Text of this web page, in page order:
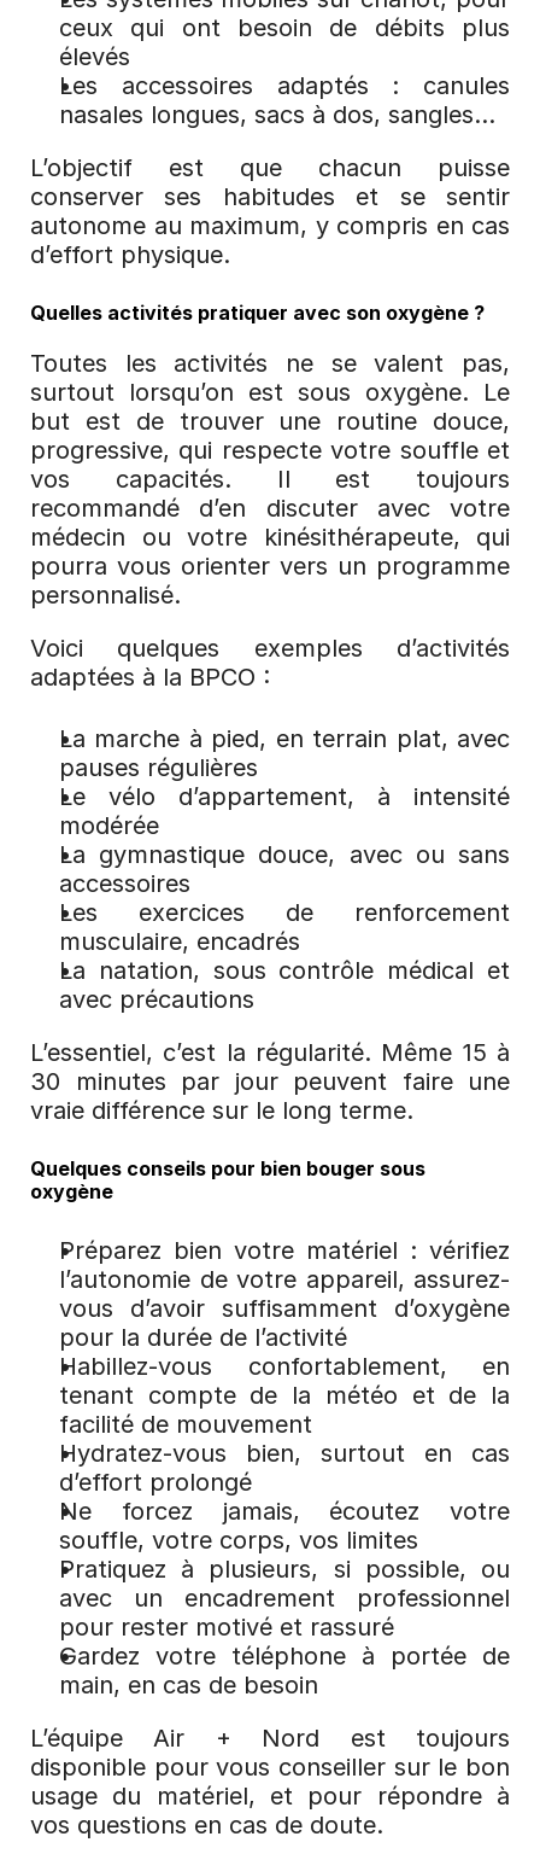
ceux qui ont besoin de débits plus
élevés
Les accessoires adaptés : canules
nasales longues, sacs à dos, sangles…
L’objectif est que chacun puisse
conserver ses habitudes et se sentir
autonome au maximum, y compris en cas
d’effort physique.
Quelles activités pratiquer avec son oxygène ?
Toutes les activités ne se valent pas,
surtout lorsqu’on est sous oxygène. Le
but est de trouver une routine douce,
progressive, qui respecte votre souffle et
vos capacités. Il est toujours
recommandé d’en discuter avec votre
médecin ou votre kinésithérapeute, qui
pourra vous orienter vers un programme
personnalisé.
Voici quelques exemples d’activités
adaptées à la BPCO :
La marche à pied, en terrain plat, avec
pauses régulières
Le vélo d’appartement, à intensité
modérée
La gymnastique douce, avec ou sans
accessoires
Les exercices de renforcement
musculaire, encadrés
La natation, sous contrôle médical et
avec précautions
L’essentiel, c’est la régularité. Même 15 à
30 minutes par jour peuvent faire une
vraie différence sur le long terme.
Quelques conseils pour bien bouger sous
oxygène
Préparez bien votre matériel : vérifiez
l’autonomie de votre appareil, assurez-
vous d’avoir suffisamment d’oxygène
pour la durée de l’activité
Habillez-vous confortablement, en
tenant compte de la météo et de la
facilité de mouvement
Hydratez-vous bien, surtout en cas
d’effort prolongé
Ne forcez jamais, écoutez votre
souffle, votre corps, vos limites
Pratiquez à plusieurs, si possible, ou
avec un encadrement professionnel
pour rester motivé et rassuré
Gardez votre téléphone à portée de
main, en cas de besoin
L’équipe Air + Nord est toujours
disponible pour vous conseiller sur le bon
usage du matériel, et pour répondre à
vos questions en cas de doute.